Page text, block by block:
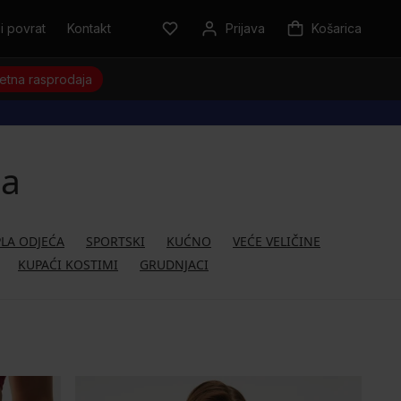
povrat Kontakt Prijava Košarica
rasprodaja
ODJEĆA SPORTSKI KUĆNO
VEĆE VELIČINE
KUPAĆI KOSTIMI
GRUDNJACI